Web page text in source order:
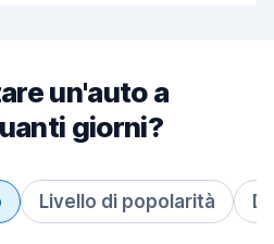
un'auto a
giorni?
Livello di popolarità